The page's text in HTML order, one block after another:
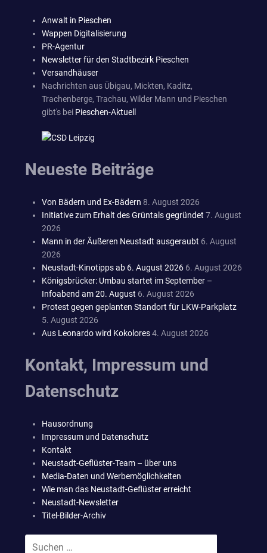
Anwalt in Pieschen
Wappen Digitalisierung
PR-Agentur
Newsletter für den Stadtbezirk Pieschen
Versandhäuser
Nachrichten aus Übigau, Mickten, Kaditz,
Trachenberge, Trachau, Wilder Mann und Pieschen
gibt's bei Pieschen-Aktuell
Neueste Beiträge
Von Bädern und Ex-Bädern 8. August 2026
Initiative zum Erhalt des Grüntals gegründet 7. August
2026
Mann in der Äußeren Neustadt ausgeraubt 6. August
2026
Neustadt-Kinotipps ab 6. August 2026 6. August 2026
Königsbrücker: Umbau startet im September –
Infoabend am 20. August 6. August 2026
Protest gegen geplanten Standort für LKW-Parkplatz
5. August 2026
Aus Leonardo wird Kokolores4. August 2026
Kontakt, Impressum und
Datenschutz
Hausordnung
Impressum und Datenschutz
Kontakt
Neustadt-Geflüster-Team – über uns
Media-Daten und Werbemöglichkeiten
Wie man das Neustadt-Geflüster erreicht
Neustadt-Newsletter
Titel-Bilder-Archiv